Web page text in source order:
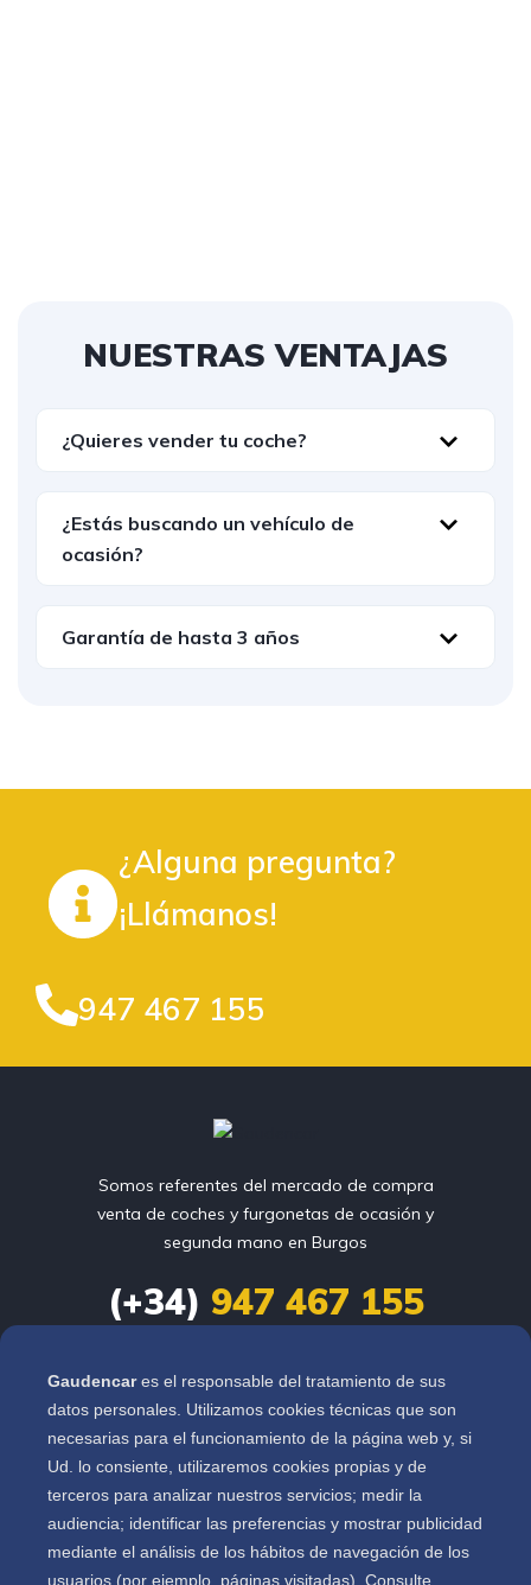
NUESTRAS VENTAJAS
¿Quieres vender tu coche?
¿Estás buscando un vehículo de
ocasión?
Garantía de hasta 3 años
¿Alguna pregunta?
¡Llámanos!
947 467 155
Somos referentes del mercado de compra
venta de coches y furgonetas de ocasión y
segunda mano en Burgos
(+34) 947 467 155
Ctra. Logroño Km. 110
Pol. Sanzucar Nave D4
Burgos
Vehículos
Gaudencares el responsable del tratamiento de sus
datos personales. Utilizamos cookies técnicas que son
necesarias para el funcionamiento de la página web y, si
Ud. lo consiente, utilizaremos cookies propias y de
terceros para analizar nuestros servicios; medir la
audiencia; identificar las preferencias y mostrar publicidad
mediante el análisis de los hábitos de navegación de los
usuarios (por ejemplo, páginas visitadas). Consulte